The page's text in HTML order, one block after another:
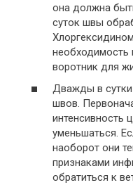
она должна
суток швы
воротник для
Дважды в сутки
швов.
интенсивность
уменьшаться.
наоборот они
признаками
обратиться к